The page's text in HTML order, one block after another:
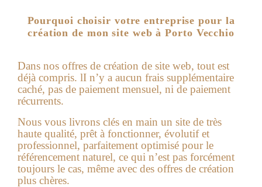
Pourquoi choisir votre entreprise pour la
création de mon site web à Porto Vecchio
Dans nos offres de création de site web, tout est
déjà compris. lI n’y a aucun frais supplémentaire
caché, pas de paiement mensuel, ni de paiement
récurrents.
Nous vous livrons clés en main un site de très
haute qualité, prêt à fonctionner, évolutif et
professionnel, parfaitement optimisé pour le
référencement naturel, ce qui n’est pas forcément
toujours le cas, même avec des offres de création
plus chères.